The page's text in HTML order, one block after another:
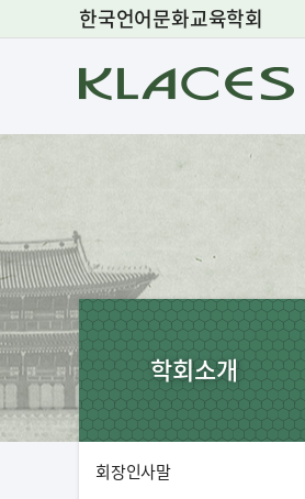
한국언어문화교육학회
학회소개
회장인사말